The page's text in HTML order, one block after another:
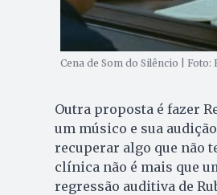
Cena de Som do Silêncio | Foto:
Outra proposta é fazer
um músico e sua
recuperar algo que não
clínica não é mais que
regressão auditiva de